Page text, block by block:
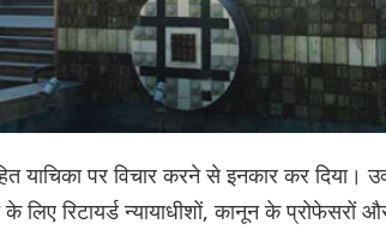
याचिका पर विचार करने से इनकार कर दिया।
के लिए रिटायर्ड न्यायाधीशों, कानून के